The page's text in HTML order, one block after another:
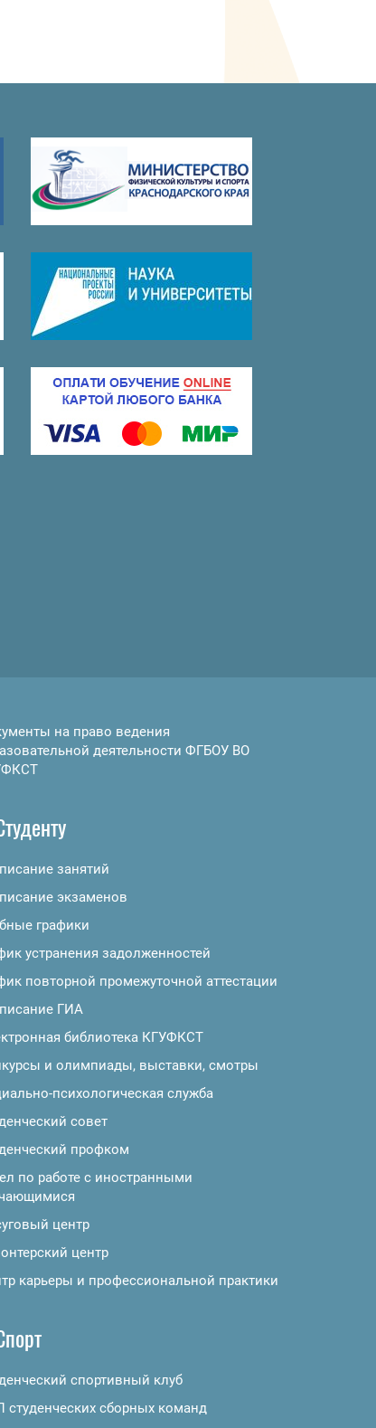
на право ведения
деятельности ФГБОУ ВО
занятий
экзаменов
графики
устранения задолженностей
повторной промежуточной аттестации
ГИА
библиотека КГУФКСТ
и олимпиады, выставки, смотры
психологическая служба
совет
профком
по работе с иностранными
центр
центр
карьеры и профессиональной практики
спортивный клуб
студенческих сборных команд